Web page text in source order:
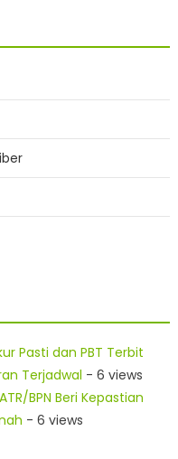
Pasti dan PBT Terbit
Terjadwal - 6 views
BPN Beri Kepastian
- 6 views